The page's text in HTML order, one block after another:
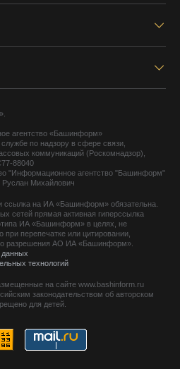
агентство «Башинформ»
по надзору в сфере связи,
коммуникаций (Роскомнадзор),
88040
"Информационное агентство "Башинформ"
Михайлович
ссылка на ИА «Башинформ» обязательна.
сетей прямая активная гиперссылка
ИА «Башинформ» в целях, не
при перепечатке или цитировании,
разрешения АО ИА «Башинформ».
технологий
на сайте www.bashinform.ru
законодательством об авторском
для детей.